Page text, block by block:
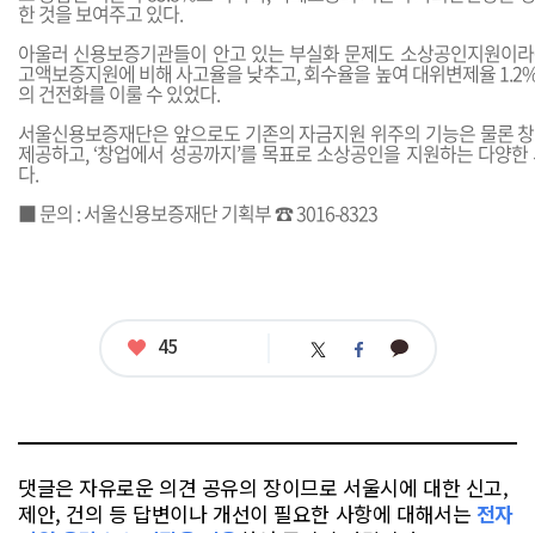
한 것을 보여주고 있다.
아울러 신용보증기관들이 안고 있는 부실화 문제도 소상공인지원이
고액보증지원에 비해 사고율을 낮추고, 회수율을 높여 대위변제율
의 건전화를 이룰 수 있었다.
서울신용보증재단은 앞으로도 기존의 자금지원 위주의 기능은 물론
제공하고, ‘창업에서 성공까지’를 목표로 소상공인을 지원하는 다양
다.
■ 문의 : 서울신용보증재단 기획부 ☎ 3016-8323
좋
45 트 페 카
댓글은 자유로운 의견 공유의 장이므로 서울시에 대한 신고,
제안, 건의 등 답변이나 개선이 필요한 사항에 대해서는 전자